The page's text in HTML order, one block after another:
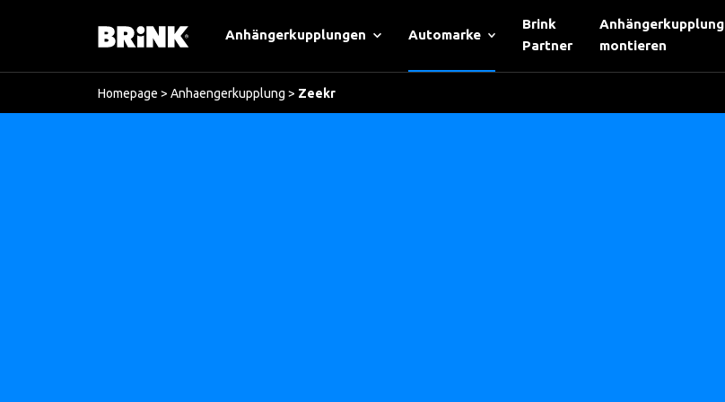
Anhängerkupplungen Automarke
Brink
Partner
Anhängerkupplung
montieren
Homepage > Anhaengerkupplung > Zeekr